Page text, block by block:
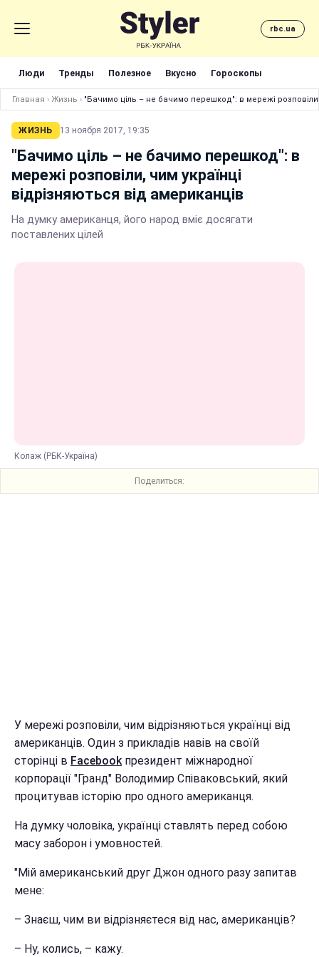
rbc.ua
Люди Тренды Полезное Вкусно Гороскопы
Главная › Жизнь › "Бачимо ціль – не бачимо перешкод": в мережі
ЖИЗНЬ 13 ноября 2017, 19:35
"Бачимо ціль – не бачимо перешкод": в
мережі розповіли, чим українці
відрізняються від американців
На думку американця, його народ вміє досягати
поставлених цілей
Колаж (РБК-Україна)
Поделиться:
У мережі розповіли, чим відрізняються українці від
американців. Один з прикладів навів на своїй
сторінці в Facebookпрезидент міжнародної
корпорації "Гранд" Володимир Співаковський, який
процитував історію про одного американця.
На думку чоловіка, українці ставлять перед собою
масу заборон і умовностей.
"Мій американський друг Джон одного разу запитав
мене:
– Знаєш, чим ви відрізняєтеся від нас, американців?
– Ну, колись, – кажу.